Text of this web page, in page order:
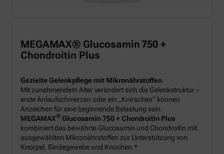
MEGAMAX® Glucosamin 750 +
Chondroitin Plus
Gezielte Gelenkpflege mit Mikronährstoffen
Mit zunehmendem Alter verändert sich die Gelenkstruktur –
erste Anlaufschmerzen oder ein „Knirschen“ können
Anzeichen für eine beginnende Belastung sein.
MEGAMAX® Glucosamin 750 + Chondroitin Plus
kombiniert das bewährte Glucosamin und Chondroitin mit
ausgewählten Mikronährstoffen zur Unterstützung von
Knorpel, Bindegewebe und Knochen.*